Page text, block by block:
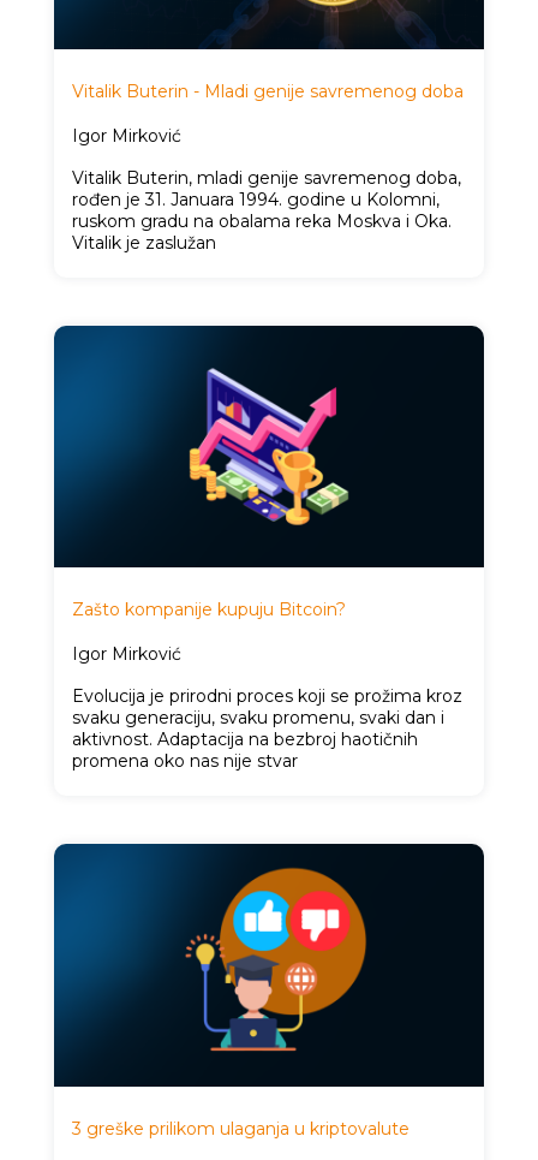
Vitalik Buterin - Mladi genije savremenog doba
Igor Mirković
Vitalik Buterin, mladi genije savremenog doba,
rođen je 31. Januara 1994. godine u Kolomni,
ruskom gradu na obalama reka Moskva i Oka.
Vitalik je zaslužan
Zašto kompanije kupuju Bitcoin?
Igor Mirković
Evolucija je prirodni proces koji se prožima kroz
svaku generaciju, svaku promenu, svaki dan i
aktivnost. Adaptacija na bezbroj haotičnih
promena oko nas nije stvar
3 greške prilikom ulaganja u kriptovalute